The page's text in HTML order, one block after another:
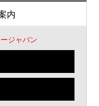
内
ジャパン